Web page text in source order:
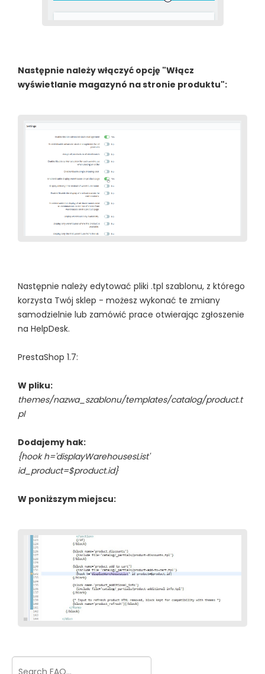
Następnie należy włączyć opcję "Włącz
wyświetlanie magazynó na stronie produktu":
Następnie należy edytować pliki .tpl szablonu, z którego
korzysta Twój sklep - możesz wykonać te zmiany
samodzielnie lub zamówić prace otwierając zgłoszenie
na HelpDesk.
PrestaShop 1.7:
W pliku:
themes/nazwa_szablonu/templates/catalog/product.t
pl
Dodajemy hak:
{hook h='displayWarehousesList'
id_product=$product.id}
W poniższym miejscu: